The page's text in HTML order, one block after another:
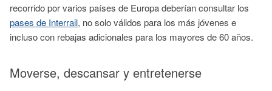
recorrido por varios países de Europa deberían consultar los
pases de Interrail, no solo válidos para los más jóvenes e
incluso con rebajas adicionales para los mayores de 60 años.
Moverse, descansar y entretenerse